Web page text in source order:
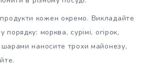
продукти кожен окремо. Викладайте
порядку: морква, сурімі, огірок,
шарами наносите трохи майонезу,